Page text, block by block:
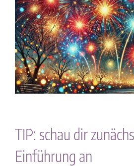
grösseres
Bild
TIP: schau dir
Einführung an